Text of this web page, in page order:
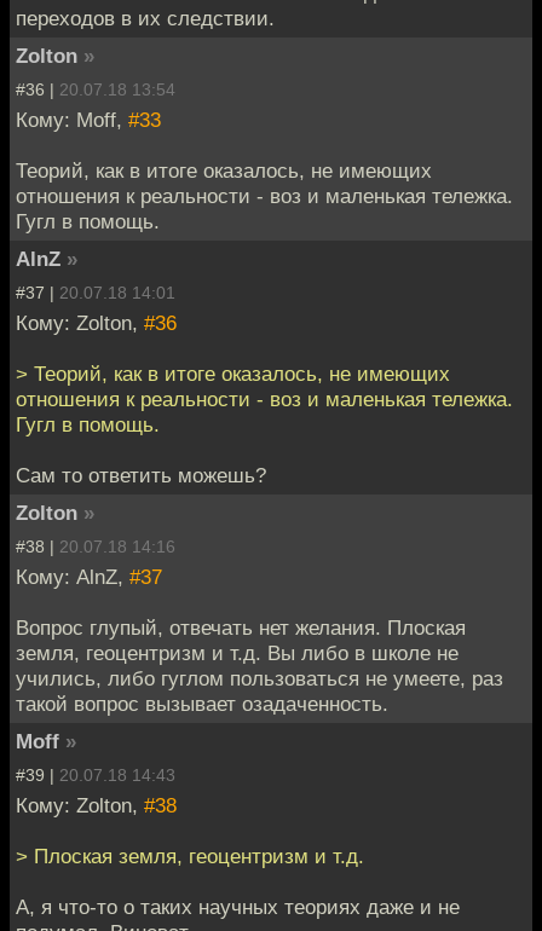
переходов в их следствии.
Zolton »
#36 | 20.07.18 13:54
Кому: Moff, #33
Теорий, как в итоге оказалось, не имеющих
отношения к реальности - воз и маленькая тележка.
Гугл в помощь.
AlnZ »
#37 | 20.07.18 14:01
Кому: Zolton, #36
> Теорий, как в итоге оказалось, не имеющих
отношения к реальности - воз и маленькая тележка.
Гугл в помощь.
Сам то ответить можешь?
Zolton »
#38 | 20.07.18 14:16
Кому: AlnZ, #37
Вопрос глупый, отвечать нет желания. Плоская
земля, геоцентризм и т.д. Вы либо в школе не
учились, либо гуглом пользоваться не умеете, раз
такой вопрос вызывает озадаченность.
Moff »
#39 | 20.07.18 14:43
Кому: Zolton, #38
> Плоская земля, геоцентризм и т.д.
А, я что-то о таких научных теориях даже и не